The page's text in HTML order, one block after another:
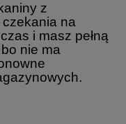
z
na
i masz pełną
nie ma